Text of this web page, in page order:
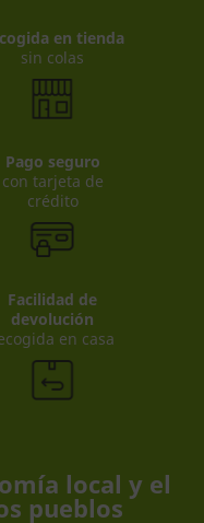
en tienda
sin colas
Pago seguro
con tarjeta de
crédito
Facilidad de
devolución
en casa
local y el
pueblos